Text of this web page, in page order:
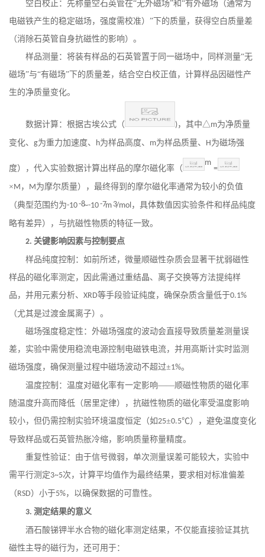
空白校正：先称量空石英管在“无外磁场”和“有外磁场（通常为
电磁铁产生的稳定磁场，强度需校准）”下的质量，获得空白质量差
（消除石英管自身抗磁性的影响）。
样品测量：将装有样品的石英管置于同一磁场中，同样测量“无
磁场”与“有磁场”下的质量差，结合空白校正值，计算样品因磁性产
生的净质量变化。
数据计算：根据古埃公式（ )，其中△m为净质量
变化、 g为重力加速度、 h为样品高度、 m为样品质量、 H为磁场强
度），代入实验数据计算出样品的摩尔磁化率（
m
=
×M ， M为摩尔质量），最终得到的摩尔磁化率通常为较小的负值
（典型范围约为-10-8~-10-7m 3/mol ，具体数值因实验条件和样品纯度
略有差异），与抗磁性物质的特征一致。
2. 关键影响因素与控制要点
样品纯度控制：如前所述，微量顺磁性杂质会显著干扰弱磁性
样品的磁化率测定，因此需通过重结晶、离子交换等方法提纯样
品，并用元素分析、 XRD等手段验证纯度，确保杂质含量低于0.1%
（尤其是过渡金属离子）。
磁场强度稳定性：外磁场强度的波动会直接导致质量差测量误
差，实验中需使用稳流电源控制电磁铁电流，并用高斯计实时监测
磁场强度，确保测量过程中磁场波动不超过±1%。
温度控制：温度对磁化率有一定影响——顺磁性物质的磁化率
随温度升高而降低（居里定律），抗磁性物质的磁化率受温度影响
较小，但仍需控制实验环境温度恒定（如25±0.5℃），避免温度变化
导致样品或石英管热胀冷缩，影响质量称量精度。
重复性验证：由于信号微弱，单次测量误差可能较大，实验中
需平行测定3~5次，计算平均值作为最终结果，要求相对标准偏差
（RSD）小于5%，以确保数据的可靠性。
3. 测定结果的意义
酒石酸锑钾半水合物的磁化率测定结果，不仅能直接验证其抗
磁性主导的磁行为，还可用于：